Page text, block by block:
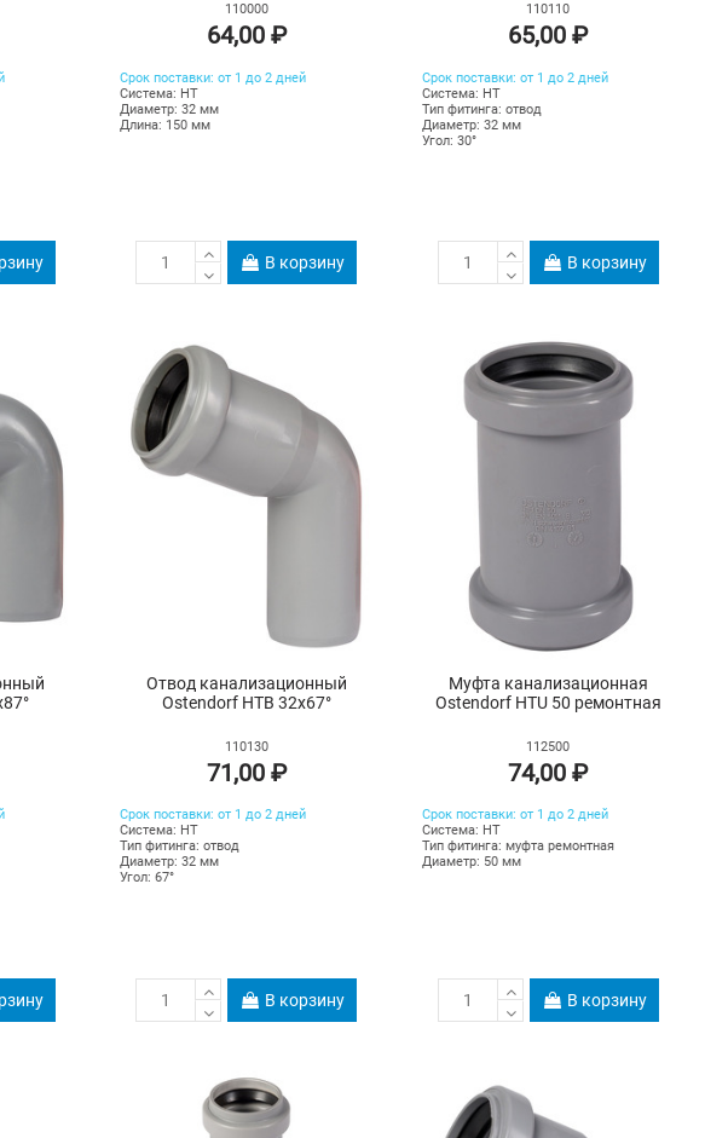
110000
64,00 ₽
Срок поставки: от 1 до 2 дней
Система: HT
Диаметр: 32 мм
Длина: 150 мм
В корзину
110110
65,00 ₽
Срок поставки: от 1 до 2 дней
Система: HT
Тип фитинга: отвод
Диаметр: 32 мм
Угол: 30°
В корзину
Отвод канализационный
Ostendorf HTB 32х67°
110130
71,00 ₽
Срок поставки: от 1 до 2 дней
Система: HT
Тип фитинга: отвод
Диаметр: 32 мм
Угол: 67°
В корзину
Муфта канализационная
Ostendorf HTU 50 ремонтная
112500
74,00 ₽
Срок поставки: от 1 до 2 дней
Система: HT
Тип фитинга: муфта ремонтная
Диаметр: 50 мм
В корзину